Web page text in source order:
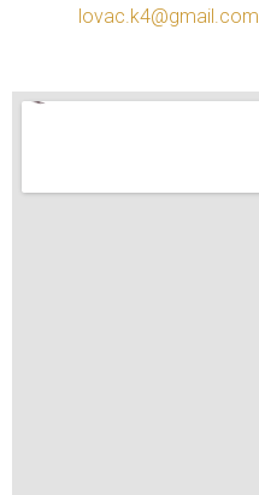
lovac.k4@gmail.com